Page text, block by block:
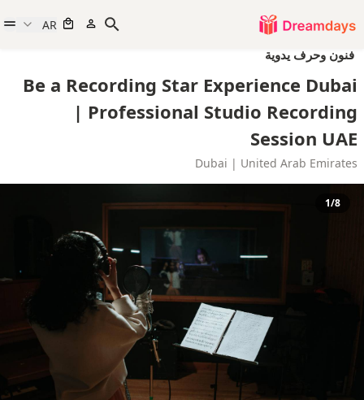
AR
فنون وحرف يدوية
Be a Recording Star Experience Dubai
| Professional Studio Recording
Session UAE
Dubai | United Arab Emirates
1/8